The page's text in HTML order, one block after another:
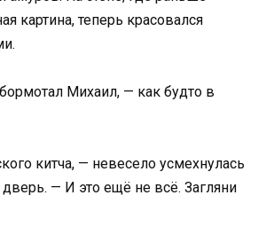
картина, теперь красовался
Михаил, — как будто в
китча, — невесело усмехнулась
— И это ещё не всё. Загляни